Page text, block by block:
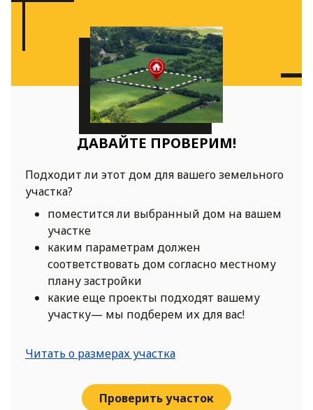
ДАВАЙТЕ ПРОВЕРИМ!
Подходит ли этот дом для вашего земельного
участка?
поместится ли выбранный дом на вашем
участке
каким параметрам должен
соответствовать дом согласно местному
плану застройки
какие еще проекты подходят вашему
участку— мы подберем их для вас!
Читать о размерах участка
Проверить участок